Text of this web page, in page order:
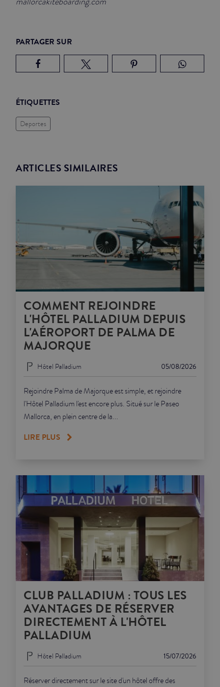
PARTAGER SUR
ÉTIQUETTES
Deportes
ARTICLES SIMILAIRES
COMMENT REJOINDRE
L'HÔTEL PALLADIUM DEPUIS
L'AÉROPORT DE PALMA DE
MAJORQUE
05/08/2026
Hôtel Palladium
Rejoindre Palma de Majorque est simple, et rejoindre
l'Hôtel Palladium l'est encore plus. Situé sur le Paseo
Mallorca, en plein centre de la...
LIRE PLUS
CLUB PALLADIUM : TOUS LES
AVANTAGES DE RÉSERVER
DIRECTEMENT À L'HÔTEL
PALLADIUM
15/07/2026
Hôtel Palladium
Réserver directement sur le site d'un hôtel offre des